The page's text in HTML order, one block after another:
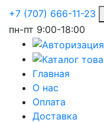
+7 (707) 666-11-23
пн-пт 9:00-18:00
Главная
О нас
Оплата
Доставка